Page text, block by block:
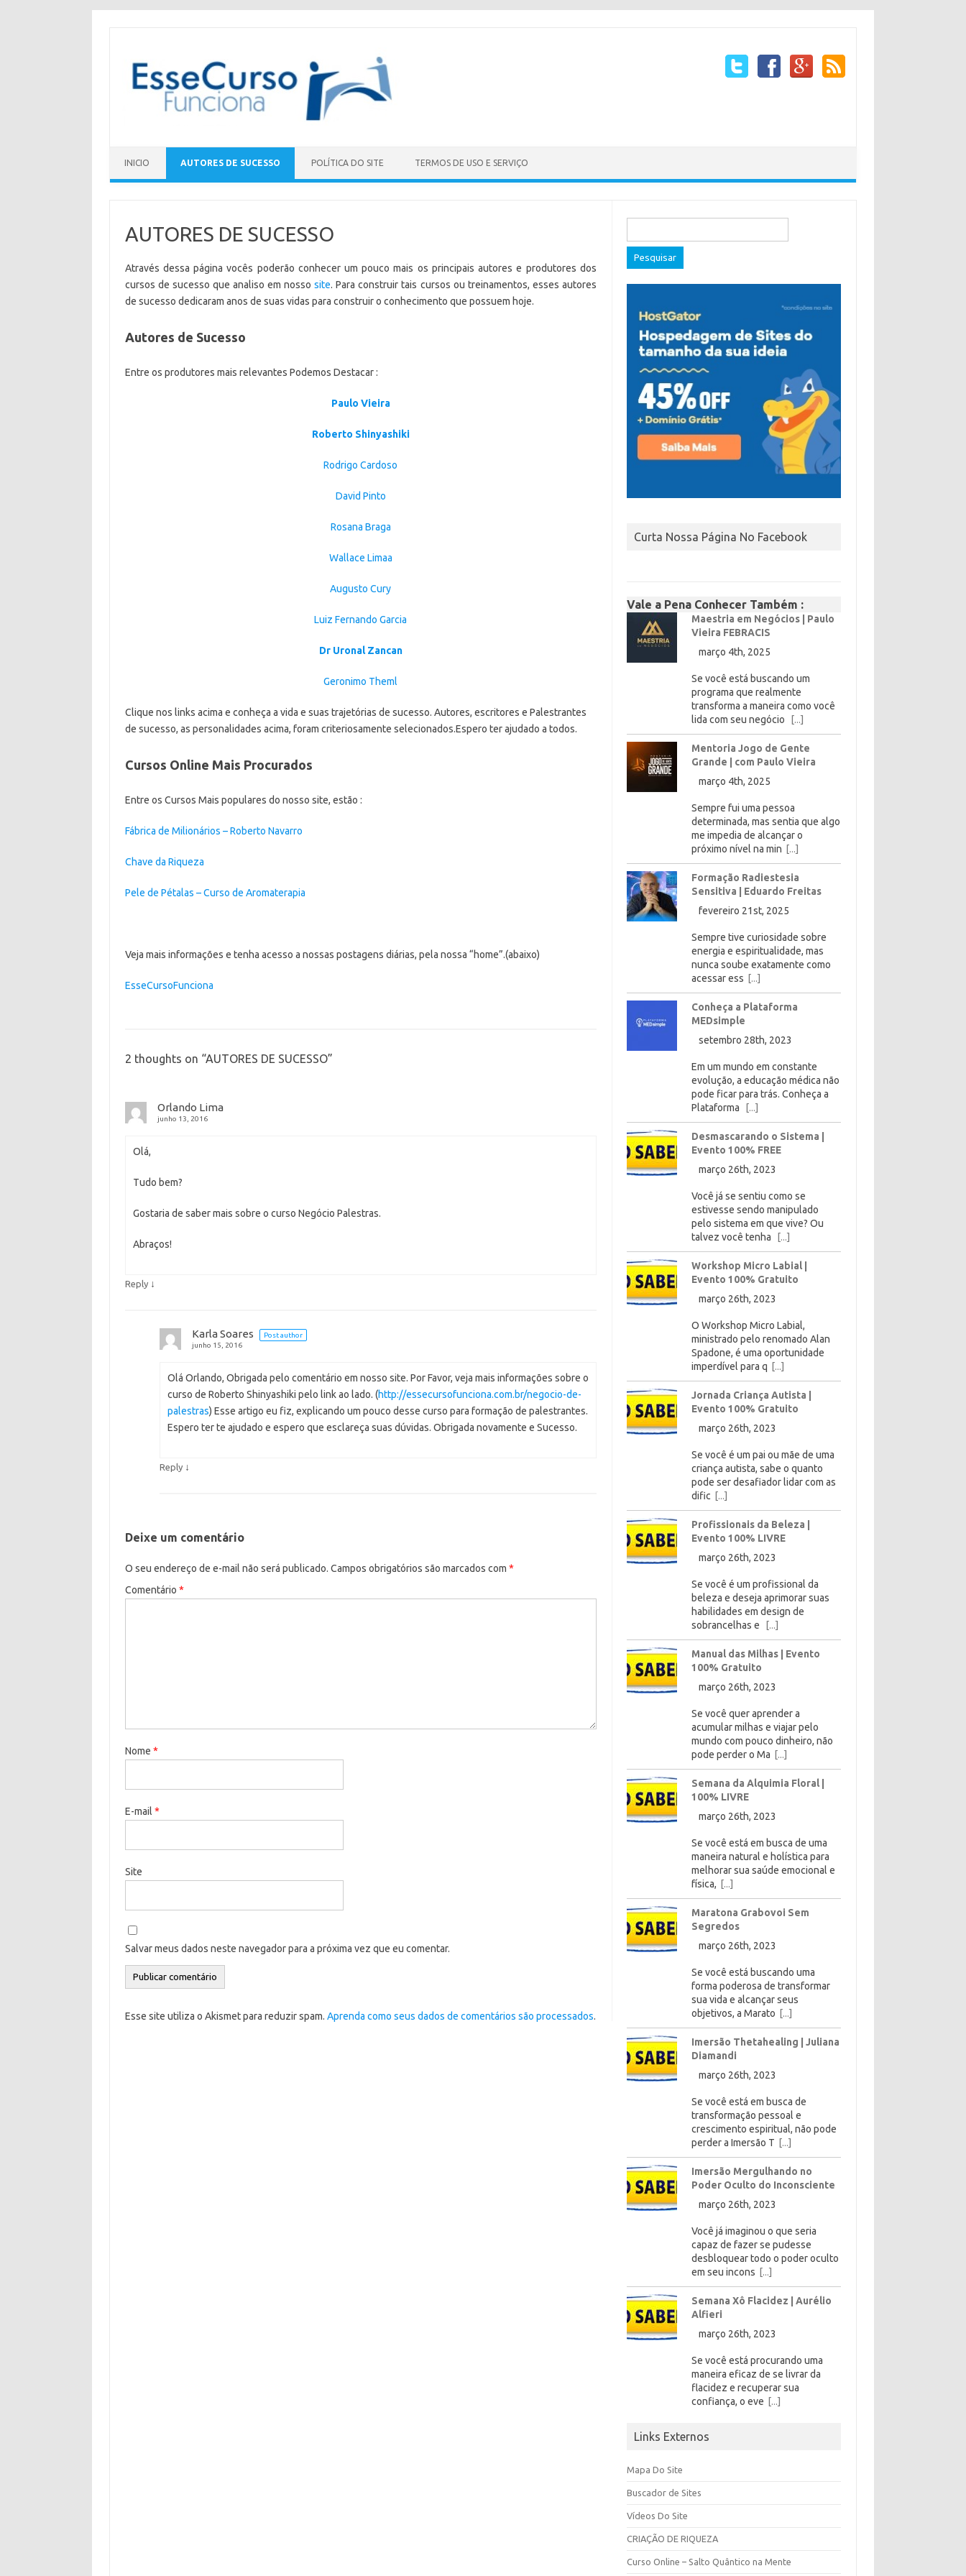
INICIO AUTORES DE SUCESSO POLÍTICA DO SITE TERMOS DE USO E SERVIÇO
AUTORES DE SUCESSO
Através dessa página vocês poderão conhecer um pouco mais os principais autores e produtores dos
cursos de sucesso que analiso em nossosite. Para construir tais cursos ou treinamentos, esses autores
de sucesso dedicaram anos de suas vidas para construir o conhecimento que possuem hoje.
Autores de Sucesso
Entre os produtores mais relevantes Podemos Destacar :
Paulo Vieira
Roberto Shinyashiki
Rodrigo Cardoso
David Pinto
Rosana Braga
Wallace Limaa
Augusto Cury
Luiz Fernando Garcia
Dr Uronal Zancan
Geronimo Theml
Clique nos links acima e conheça a vida e suas trajetórias de sucesso. Autores, escritores e Palestrantes
de sucesso, as personalidades acima, foram criteriosamente selecionados.Espero ter ajudado a todos.
Cursos Online Mais Procurados
Entre os Cursos Mais populares do nosso site, estão :
Fábrica de Milionários – Roberto Navarro
Chave da Riqueza
Pele de Pétalas – Curso de Aromaterapia
Veja mais informações e tenha acesso a nossas postagens diárias, pela nossa “home”.(abaixo)
EsseCursoFunciona
2 thoughts on “AUTORES DE SUCESSO”
Orlando Lima
junho 13, 2016
Olá,
Tudo bem?
Gostaria de saber mais sobre o curso Negócio Palestras.
Abraços!
Reply ↓
Karla Soares
Post author
junho 15, 2016
Olá Orlando, Obrigada pelo comentário em nosso site. Por Favor, veja mais informações sobre o
curso de Roberto Shinyashiki pelo link ao lado. (http://essecursofunciona.com.br/negocio-de-
palestras) Esse artigo eu fiz, explicando um pouco desse curso para formação de palestrantes.
Espero ter te ajudado e espero que esclareça suas dúvidas. Obrigada novamente e Sucesso.
Reply ↓
Deixe um comentário
O seu endereço de e-mail não será publicado. Campos obrigatórios são marcados com *
Comentário *
Nome *
E-mail *
Site
Salvar meus dados neste navegador para a próxima vez que eu comentar.
Esse site utiliza o Akismet para reduzir spam. Aprenda como seus dados de comentários são processados.
por:
Curta Nossa Página No Facebook
Vale a Pena Conhecer Também :
Maestria em Negócios | Paulo
Vieira FEBRACIS
março 4th, 2025
Se você está buscando um
programa que realmente
transforma a maneira como você
lida com seu negócio
[...]
Mentoria Jogo de Gente
Grande | com Paulo Vieira
março 4th, 2025
Sempre fui uma pessoa
determinada, mas sentia que algo
me impedia de alcançar o
próximo nível na min [...]
Formação Radiestesia
Sensitiva | Eduardo Freitas
fevereiro 21st, 2025
Sempre tive curiosidade sobre
energia e espiritualidade, mas
nunca soube exatamente como
acessar ess [...]
Conheça a Plataforma
MEDsimple
setembro 28th, 2023
Em um mundo em constante
evolução, a educação médica não
pode ficar para trás. Conheça a
Plataforma
[...]
Desmascarando o Sistema |
Evento 100% FREE
março 26th, 2023
Você já se sentiu como se
estivesse sendo manipulado
pelo sistema em que vive? Ou
talvez você tenha
[...]
Workshop Micro Labial |
Evento 100% Gratuito
março 26th, 2023
O Workshop Micro Labial,
ministrado pelo renomado Alan
Spadone, é uma oportunidade
imperdível para q [...]
Jornada Criança Autista |
Evento 100% Gratuito
março 26th, 2023
Se você é um pai ou mãe de uma
criança autista, sabe o quanto
pode ser desafiador lidar com as
dific [...]
Profissionais da Beleza |
Evento 100% LIVRE
março 26th, 2023
Se você é um profissional da
beleza e deseja aprimorar suas
habilidades em design de
sobrancelhas e
[...]
Manual das Milhas | Evento
100% Gratuito
março 26th, 2023
Se você quer aprender a
acumular milhas e viajar pelo
mundo com pouco dinheiro, não
pode perder o Ma [...]
Semana da Alquimia Floral |
100% LIVRE
março 26th, 2023
Se você está em busca de uma
maneira natural e holística para
melhorar sua saúde emocional e
física, [...]
Maratona Grabovoi Sem
Segredos
março 26th, 2023
Se você está buscando uma
forma poderosa de transformar
sua vida e alcançar seus
objetivos, a Marato [...]
Imersão Thetahealing | Juliana
Diamandi
março 26th, 2023
Se você está em busca de
transformação pessoal e
crescimento espiritual, não pode
perder a Imersão T [...]
Imersão Mergulhando no
Poder Oculto do Inconsciente
março 26th, 2023
Você já imaginou o que seria
capaz de fazer se pudesse
desbloquear todo o poder oculto
em seu incons [...]
Semana Xô Flacidez | Aurélio
Alfieri
março 26th, 2023
Se você está procurando uma
maneira eficaz de se livrar da
flacidez e recuperar sua
confiança, o eve [...]
Links Externos
Mapa Do Site
Buscador de Sites
Vídeos Do Site
CRIAÇÃO DE RIQUEZA
Curso Online – Salto Quântico na Mente